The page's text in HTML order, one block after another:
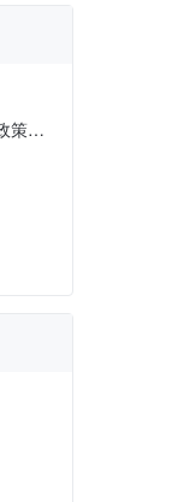
退役大学生士兵报考硕士研究生有关招生政策解读